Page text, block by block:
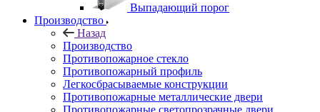
Выпадающий порог
Производство
Назад
Производство
Противопожарное стекло
Противопожарный профиль
Легкосбрасываемые конструкции
Противопожарные металлические двери
Противопожарные светопрозрачные двери